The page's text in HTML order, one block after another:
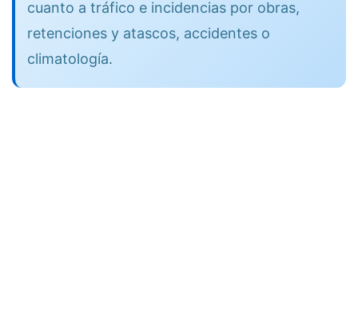
cuanto a tráfico e incidencias por obras,
retenciones y atascos, accidentes o
climatología.